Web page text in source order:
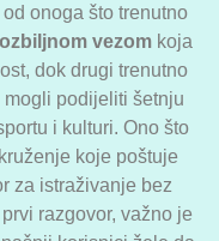
onoga što trenutno
ozbiljnom vezomkoja
dok drugi trenutno
podijeliti šetnju
i kulturi. Ono što
koje poštuje
za istraživanje bez
razgovor, važno je